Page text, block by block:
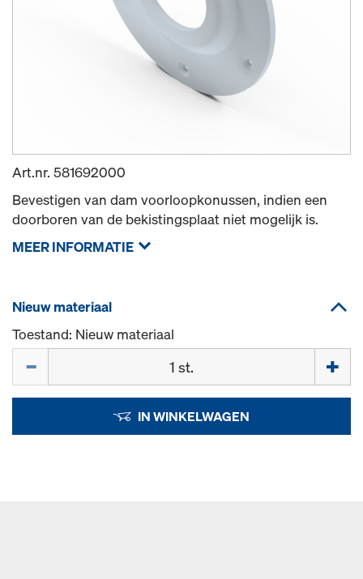
Art.nr. 581692000
Bevestigen van dam voorloopkonussen, indien een
doorboren van de bekistingsplaat niet mogelijk is.
MEER INFORMATIE
Nieuw materiaal
Toestand: Nieuw materiaal
IN WINKELWAGEN